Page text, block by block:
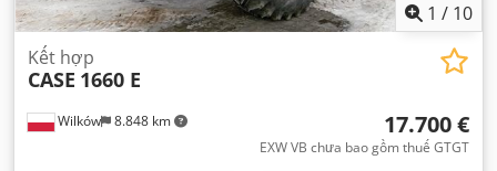
1 / 10
Wilków 8.848 km
Kết hợp
CASE 1660 E
17.700 €
EXW VB chưa bao gồm thuế GTGT